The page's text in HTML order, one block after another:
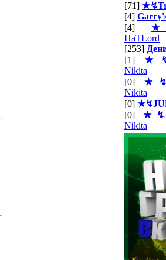
[71]
[4]
[4]
HaTLord
[253]
[1]
Nikita
[0]
Nikita
[0]
[0]
Nikita